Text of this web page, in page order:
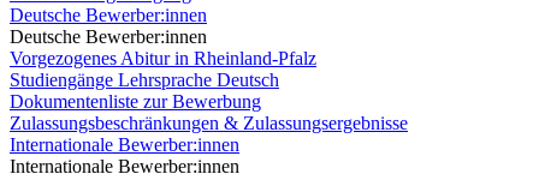
Deutsche Bewerber:innen
Deutsche Bewerber:innen
Vorgezogenes Abitur in Rheinland-Pfalz
Studiengänge Lehrsprache Deutsch
Dokumentenliste zur Bewerbung
Zulassungsbeschränkungen & Zulassungsergebnisse
Internationale Bewerber:innen
Internationale Bewerber:innen